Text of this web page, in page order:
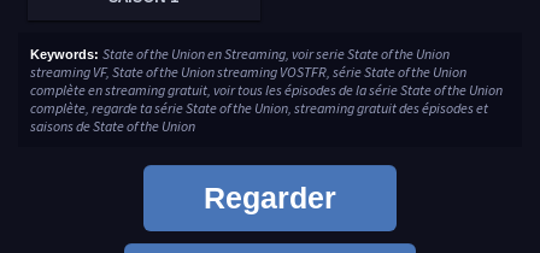
Keywords: State of the Union en Streaming, voir serie State of the Union
streaming VF, State of the Union streaming VOSTFR, série State of the Union
complète en streaming gratuit, voir tous les épisodes de la série State of the Union
complète, regarde ta série State of the Union, streaming gratuit des épisodes et
saisons de State of the Union
Regarder